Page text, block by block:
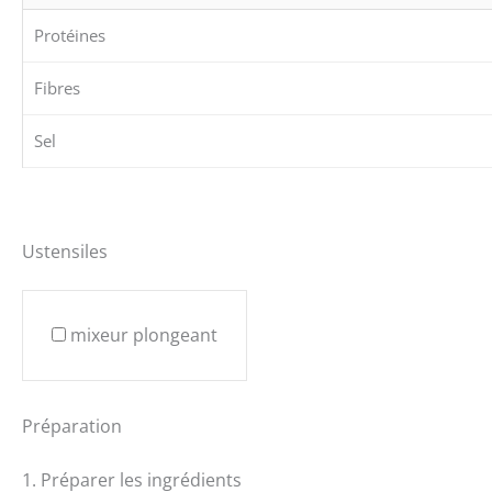
Protéines
Fibres
Sel
Ustensiles
mixeur plongeant
Préparation
1. Préparer les ingrédients